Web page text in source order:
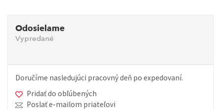
Odosielame
Vypredané
Doručíme nasledujúci pracovný deň po expedovaní.
Pridať do obľúbených
Poslať e-mailom priateľovi